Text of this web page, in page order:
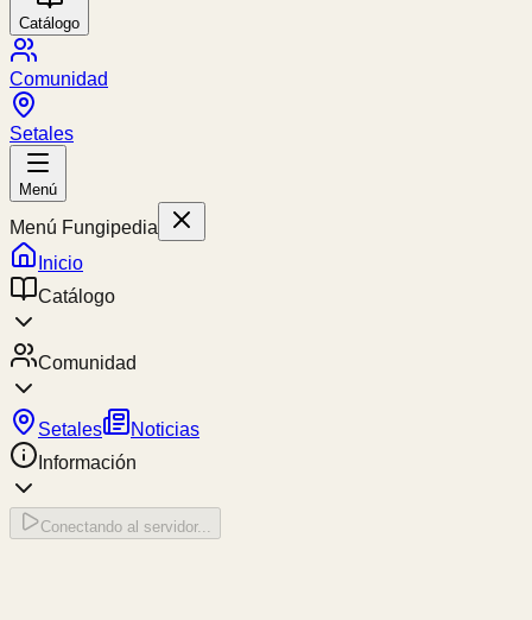
Catálogo
Comunidad
Setales
Menú
Menú Fungipedia
Inicio
Catálogo
Comunidad
Setales
Noticias
Información
Conectando al servidor...